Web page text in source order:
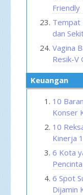
Friendly
Tempat
dan
Vagina
Resik-V
Keuangan
10
Konser
10
Kinerja
6 Kota
6 Spot
Dijamin